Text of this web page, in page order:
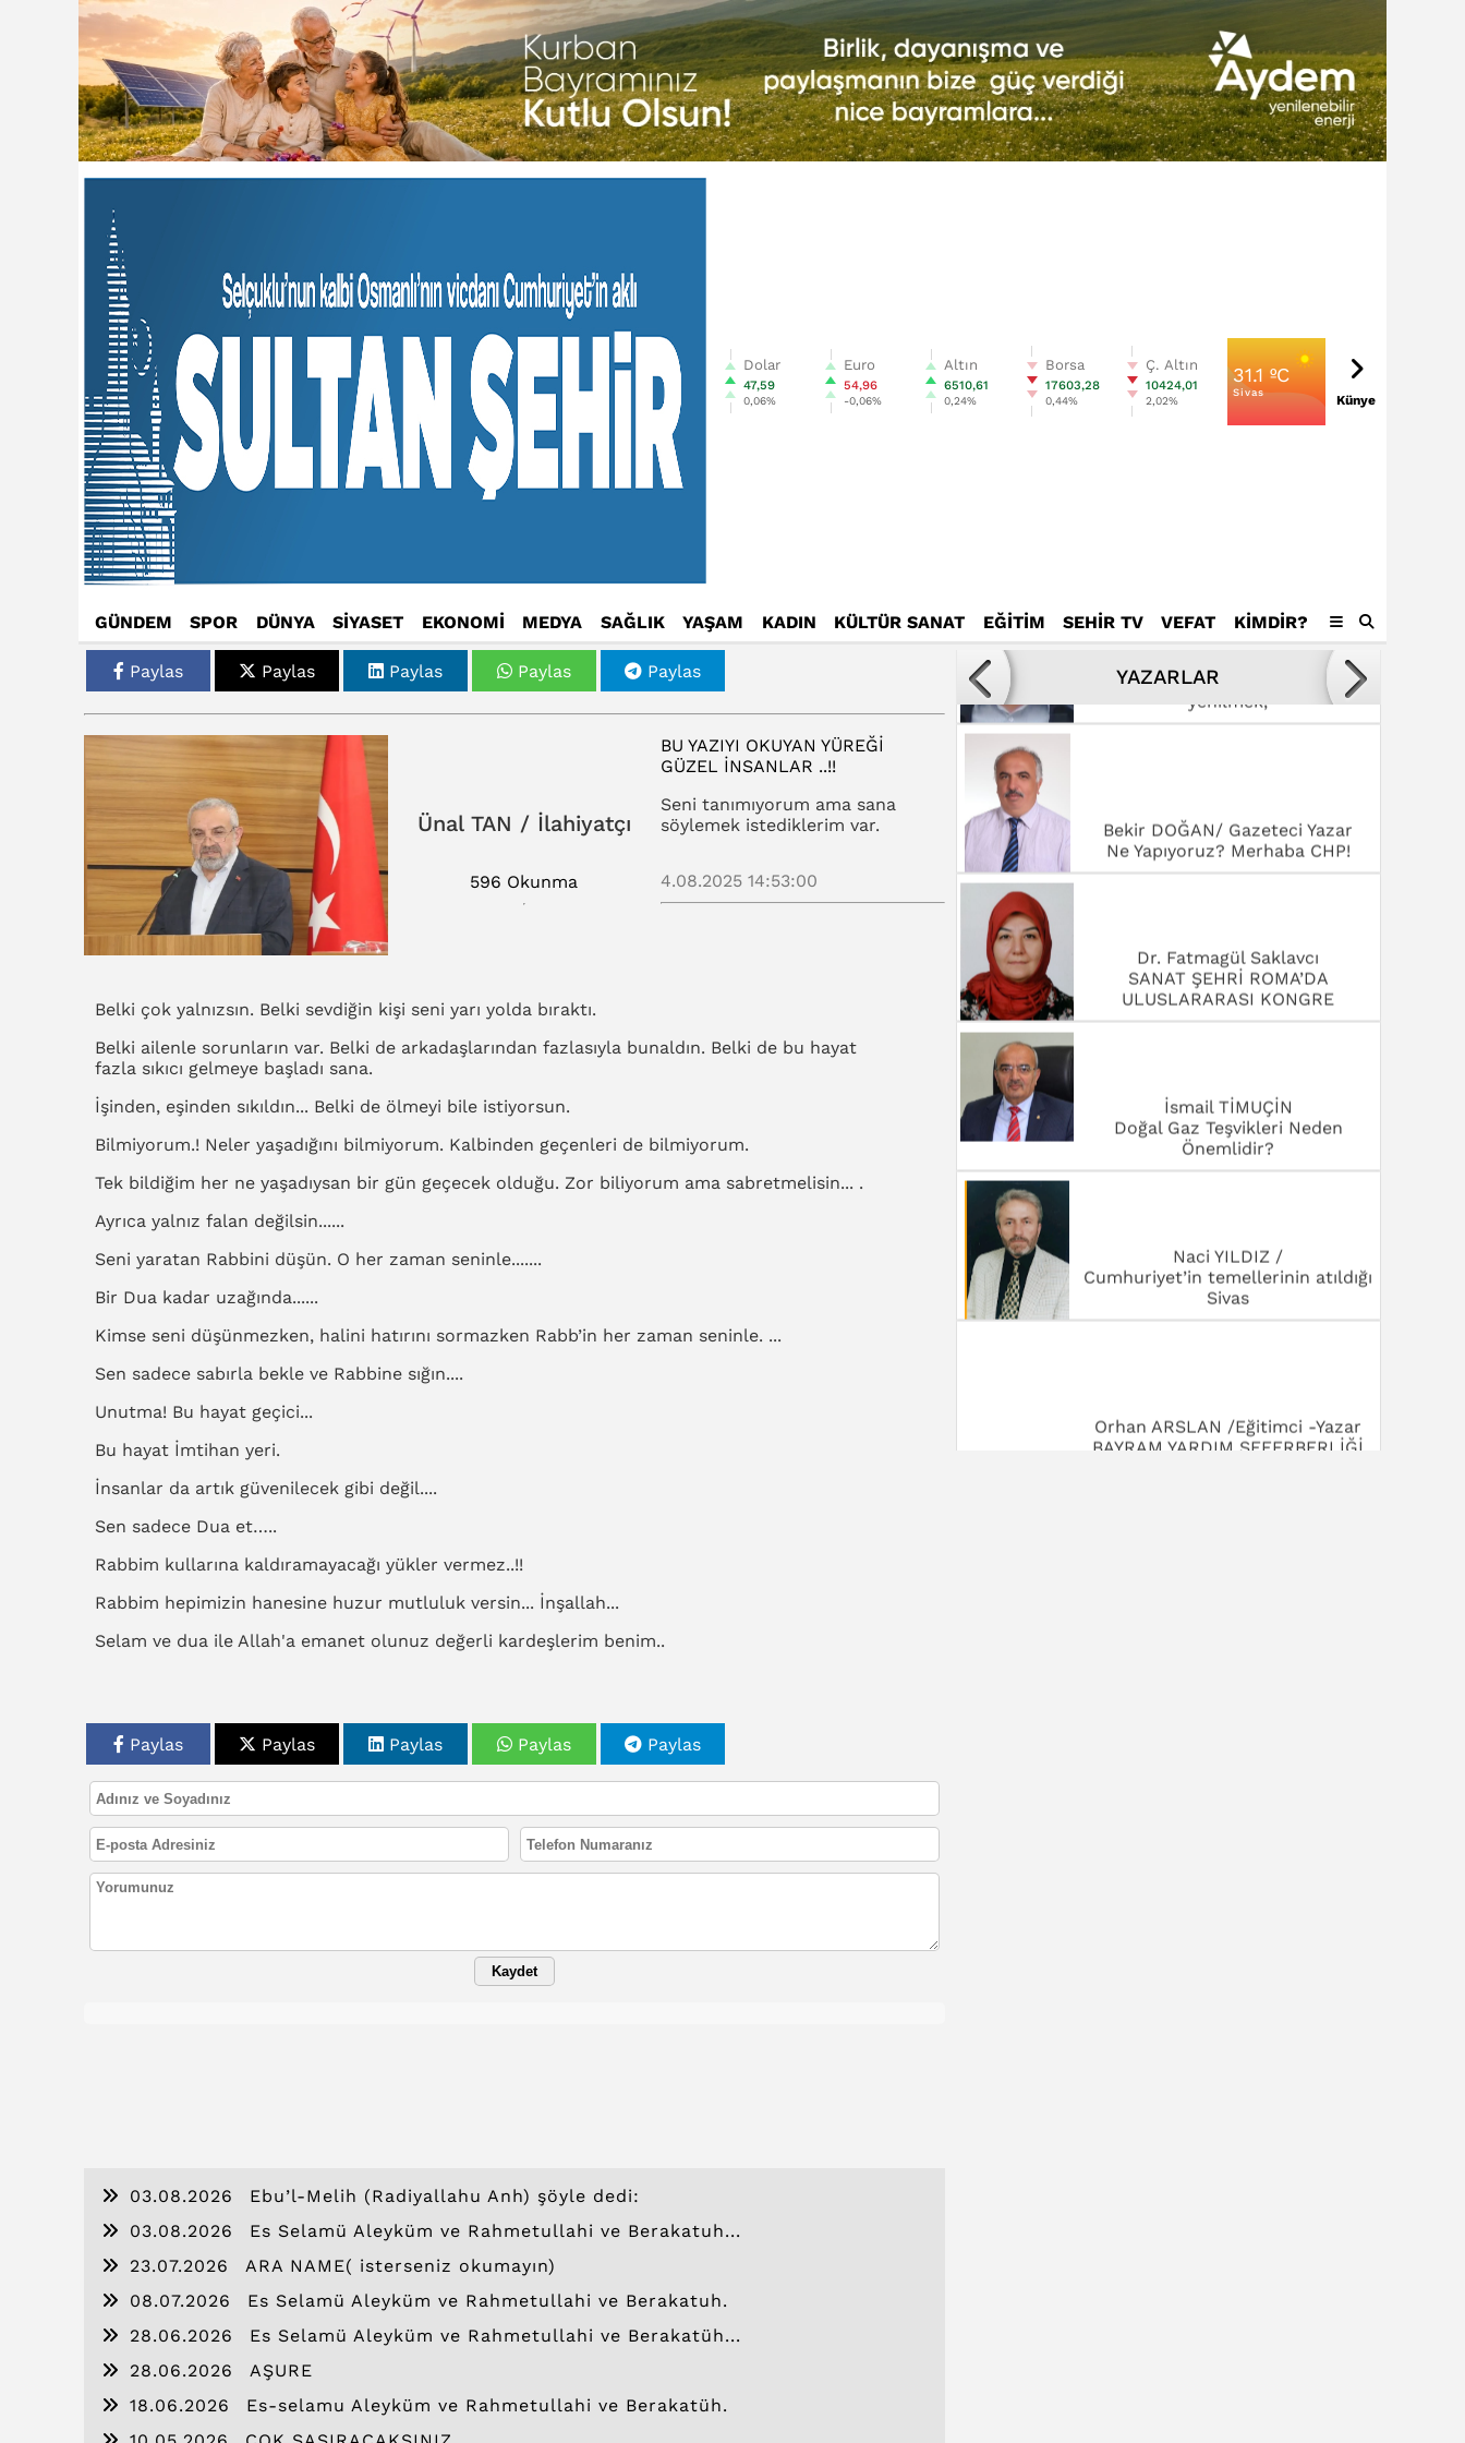
Dolar
47,59
0,06%
Euro
54,96
-0,06%
Altın
6510,61
0,24%
Borsa
17603,28
0,44%
Ç. Altın
10424,01
2,02%
31.1 ºC
Sivas
Künye
GÜNDEM SPOR DÜNYA SİYASET EKONOMİ MEDYA SAĞLIK YAŞAM KADIN KÜLTÜR SANAT EĞİTİM SEHİR TV VEFAT KIMDIR?
Paylas Paylas Paylas Paylas Paylas
Ünal TAN / İlahiyatçı
596 Okunma
BU YAZIYI OKUYAN YÜREĞI
GÜZEL INSANLAR ..!!
Seni tanımıyorum ama sana
söylemek istediklerim var.
4.08.2025 14:53:00
Belki çok yalnızsın. Belki sevdiğin kişi seni yarı yolda bıraktı.
Belki ailenle sorunların var. Belki de arkadaşlarından fazlasıyla bunaldın. Belki de bu hayat
fazla sıkıcı gelmeye başladı sana.
İşinden, eşinden sıkıldın... Belki de ölmeyi bile istiyorsun.
Bilmiyorum.! Neler yaşadığını bilmiyorum. Kalbinden geçenleri de bilmiyorum.
Tek bildiğim her ne yaşadıysan bir gün geçecek olduğu. Zor biliyorum ama sabretmelisin... .
Ayrıca yalnız falan değilsin......
Seni yaratan Rabbini düşün. O her zaman seninle.......
Bir Dua kadar uzağında......
Kimse seni düşünmezken, halini hatırını sormazken Rabb’in her zaman seninle. ...
Sen sadece sabırla bekle ve Rabbine sığın....
Unutma! Bu hayat geçici...
Bu hayat İmtihan yeri.
İnsanlar da artık güvenilecek gibi değil....
Sen sadece Dua et…..
Rabbim kullarına kaldıramayacağı yükler vermez..!!
Rabbim hepimizin hanesine huzur mutluluk versin... İnşallah...
Selam ve dua ile Allah'a emanet olunuz değerli kardeşlerim benim..
Paylas Paylas Paylas Paylas Paylas
Kaydet
03.08.2026
Ebu’l-Melih (Radiyallahu Anh) şöyle dedi:
03.08.2026
Es Selamü Aleyküm ve Rahmetullahi ve Berakatuh...
23.07.2026
ARA NAME( isterseniz okumayın)
08.07.2026
Es Selamü Aleyküm ve Rahmetullahi ve Berakatuh.
28.06.2026
Es Selamü Aleyküm ve Rahmetullahi ve Berakatüh...
28.06.2026
AŞURE
18.06.2026
Es-selamu Aleyküm ve Rahmetullahi ve Berakatüh.
YAZARLAR
Avukat Mustafa Tamer
Kötülükler ve kötüler karşısında
yenilmek,
Ne Yapıyoruz? Merhaba CHP!
SANAT ŞEHRİ ROMA’DA
ULUSLARARASI KONGRE
Doğal Gaz Teşvikleri Neden
Önemlidir?
Cumhuriyet’in temellerinin atıldığı
Sivas
BAYRAM YARDIM SEFERBERLİĞİ